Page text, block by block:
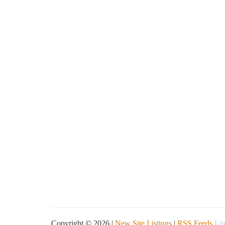
Copyright © 2026 | New Site Listings | RSS Feeds